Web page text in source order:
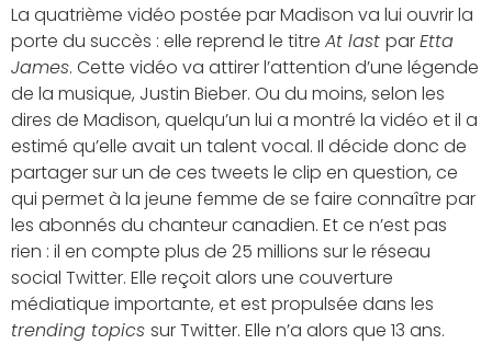
La quatrième vidéo postée par Madison va lui ouvrir la
porte du succès : elle reprend le titre At last parEtta
James. Cette vidéo va attirer l’attention d’une légende
de la musique, Justin Bieber. Ou du moins, selon les
dires de Madison, quelqu’un lui a montré la vidéo et il a
estimé qu’elle avait un talent vocal. Il décide donc de
partager sur un de ces tweets le clip en question, ce
qui permet à la jeune femme de se faire connaître par
les abonnés du chanteur canadien. Et ce n’est pas
rien : il en compte plus de 25 millions sur le réseau
social Twitter. Elle reçoit alors une couverture
médiatique importante, et est propulsée dans les
trending topics sur Twitter. Elle n’a alors que 13 ans.